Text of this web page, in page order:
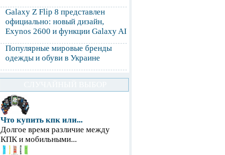
Galaxy Z Flip 8 представлен
официально: новый дизайн,
Exynos 2600 и функции Galaxy AI
Популярные мировые бренды
одежды и обуви в Украине
Что купить кпк или...
Долгое время различие между
КПК и мобильными...